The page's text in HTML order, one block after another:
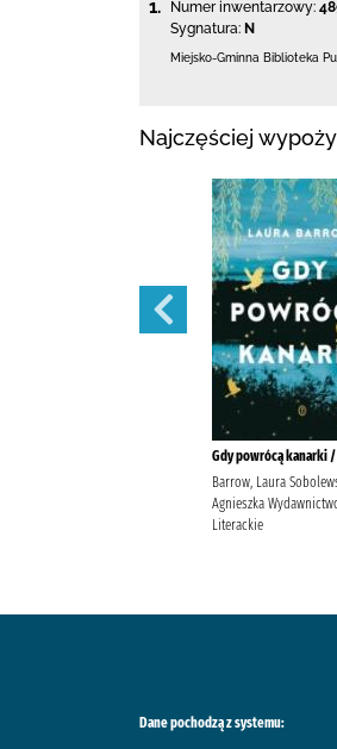
1. Numer inwentarzowy:
Sygnatura: N
Miejsko-Gminna Biblioteka
Najczęściej
Gdy powrócą kanarki /
Barrow, Laura
Agnieszka
Literackie
Dane pochodzą z systemu: